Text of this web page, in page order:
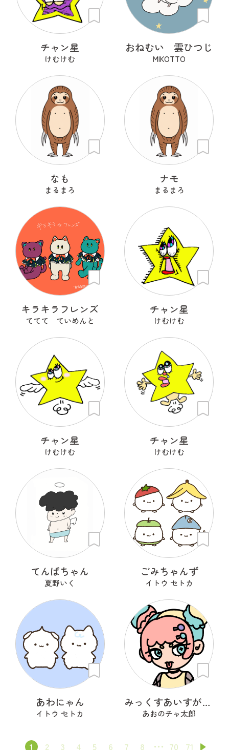
チャン星
けむけむ
おねむい 雲ひつじ
MIKOTTO
なも
まるまろ
ナモ
まるまろ
キラキラフレンズ
ててて ていめんと
チャン星
けむけむ
チャン星
けむけむ
チャン星
けむけむ
てんぱちゃん
夏野いく
ごみちゃんず
イトウ セトカ
あわにゃん
イトウ セトカ
みっくすあいすがーる
あおのチャ太郎
1 2 3 4 5 6 7 8 70 71